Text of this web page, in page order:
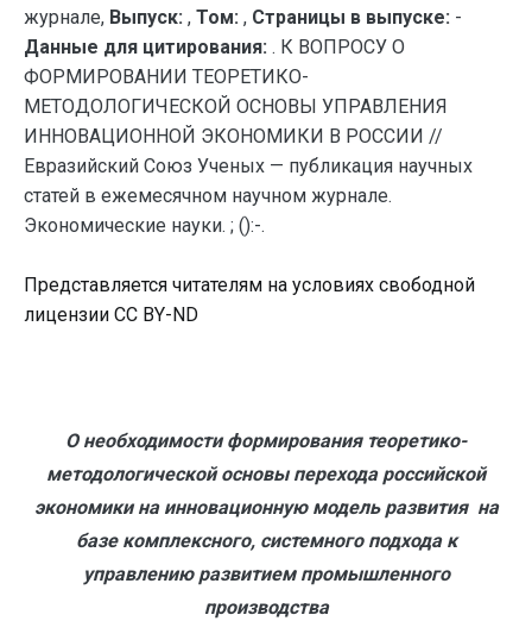
журнале, Выпуск: , Том: , Страницы в выпуске: -
Данные для цитирования: . К ВОПРОСУ О
ФОРМИРОВАНИИ ТЕОРЕТИКО-
МЕТОДОЛОГИЧЕСКОЙ ОСНОВЫ УПРАВЛЕНИЯ
ИННОВАЦИОННОЙ ЭКОНОМИКИ В РОССИИ //
Евразийский Союз Ученых — публикация научных
статей в ежемесячном научном журнале.
Экономические науки. ; ():-.
Представляется читателям на условиях свободной
лицензии CC BY-ND
О необходимости формирования теоретико-
методологической основы перехода российской
экономики на инновационную модель развитияна
базе комплексного, системного подхода к
управлению развитием промышленного
производства